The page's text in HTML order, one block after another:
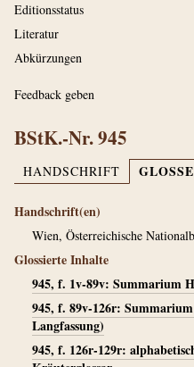
Editionsstatus
Literatur
Abkürzungen
Feedback geben
BStK.-Nr. 945
HANDSCHRIFT
Handschrift(en)
Wien, Österreichische
Glossierte Inhalte
945, f. 1v-89v: Summarium
945, f. 89v-126r:
Langfassung)
945, f. 126r-129r: